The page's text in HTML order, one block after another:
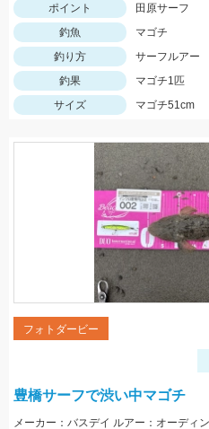
ポイント
田原サーフ
釣魚
マゴチ
釣り方
サーフルアー
釣果
マゴチ1匹
サイズ
マゴチ51cm
フォトダービー
豊橋サーフで渋い中マゴチ
メーカー：バスデイ ルアー：オーディ